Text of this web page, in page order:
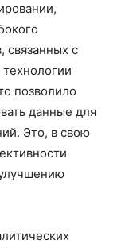
связанных с
позволило
данные для
Это, в свою